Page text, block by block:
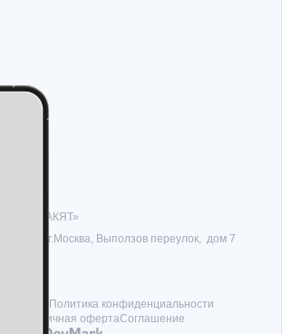
фонд «ЗАКЯТ»
129090, г.Москва, Выползов переулок, дом 7
Политика конфиденциальности
Публичная офертаСоглашение